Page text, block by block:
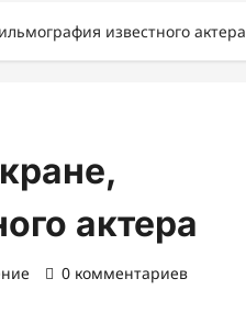
известного актера
актера
0 комментариев